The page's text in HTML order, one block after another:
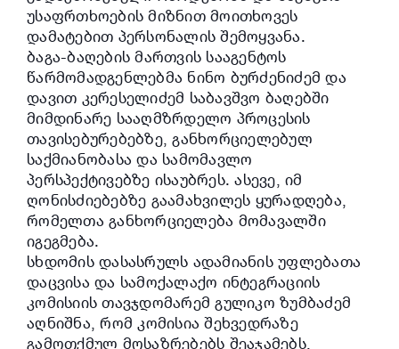
უსაფრთხოების მიზნით მოითხოვეს
დამატებით პერსონალის შემოყვანა.
ბაგა-ბაღების მართვის სააგენტოს
წარმომადგენლებმა ნინო ბურძენიძემ და
დავით კერესელიძემ საბავშვო ბაღებში
მიმდინარე სააღმზრდელო პროცესის
თავისებურებებზე, განხორციელებულ
საქმიანობასა და სამომავლო
პერსპექტივებზე ისაუბრეს. ასევე, იმ
ღონისძიებებზე გაამახვილეს ყურადღება,
რომელთა განხორციელება მომავალში
იგეგმება.
სხდომის დასასრულს ადამიანის უფლებათა
დაცვისა და სამოქალაქო ინტეგრაციის
კომისიის თავჯდომარემ გულიკო ზუმბაძემ
აღნიშნა, რომ კომისია შეხვედრაზე
გამოთქმულ მოსაზრებებს შეაჯამებს,